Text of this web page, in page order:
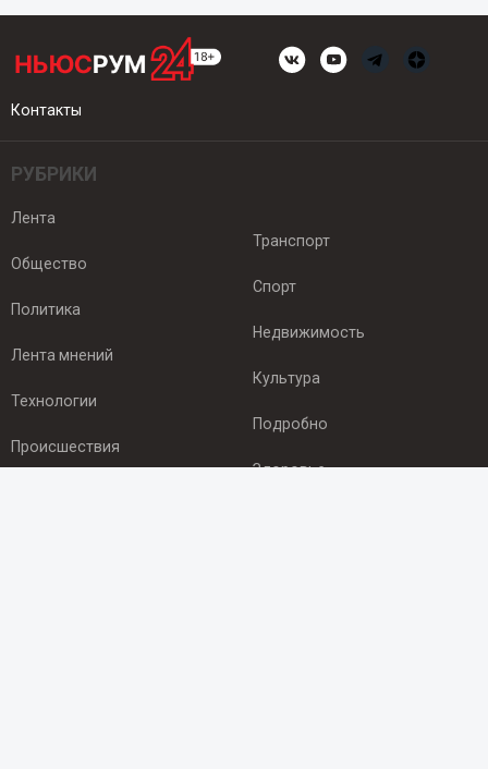
Контакты
РУБРИКИ
Лента
Общество
Политика
Лента мнений
Технологии
Происшествия
Транспорт
Спорт
Недвижимость
Культура
Подробно
Здоровье